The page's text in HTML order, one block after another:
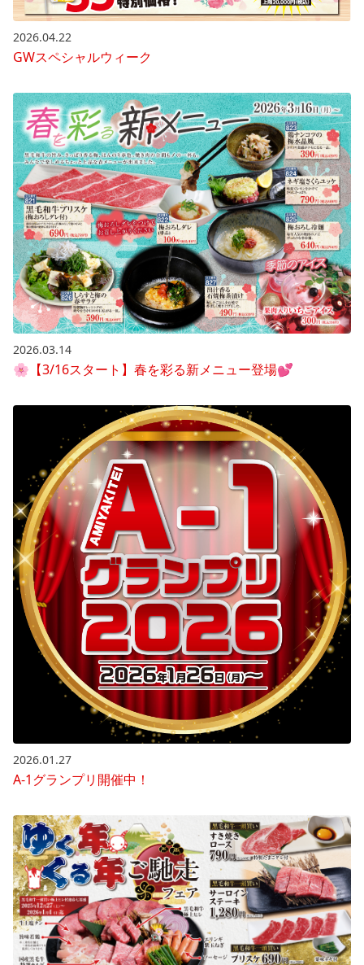
2026.04.22
GWスペシャルウィーク
2026.03.14
🌸【3/16スタート】春を彩る新メニュー登場💕
2026.01.27
A-1グランプリ開催中！